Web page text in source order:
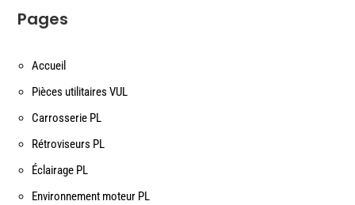
Pages
Accueil
Pièces utilitaires VUL
Carrosserie PL
Rétroviseurs PL
Éclairage PL
Environnement moteur PL